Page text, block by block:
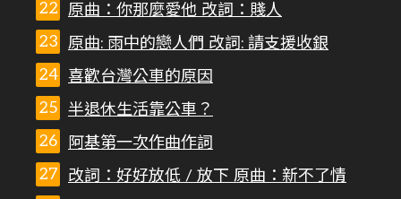
原曲：你那麼愛他 改詞：賤人
原曲: 雨中的戀人們 改詞: 請支援收銀
喜歡台灣公車的原因
半退休生活靠公車？
阿基第一次作曲作詞
改詞：好好放低 / 放下 原曲：新不了情